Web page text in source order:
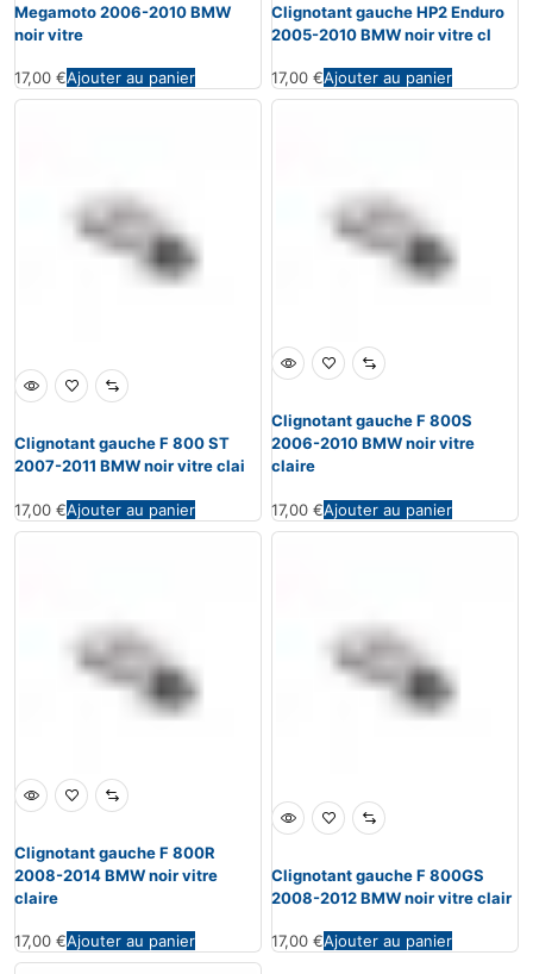
Megamoto 2006-2010 BMW
noir vitre
17,00 €Ajouter au panier
Clignotant gauche HP2 Enduro
2005-2010 BMW noir vitre cl
17,00 €Ajouter au panier
Clignotant gauche F 800 ST
2007-2011 BMW noir vitre clai
17,00 €Ajouter au panier
Clignotant gauche F 800S
2006-2010 BMW noir vitre
claire
17,00 €Ajouter au panier
Clignotant gauche F 800R
2008-2014 BMW noir vitre
claire
17,00 €Ajouter au panier
Clignotant gauche F 800GS
2008-2012 BMW noir vitre clair
17,00 €Ajouter au panier